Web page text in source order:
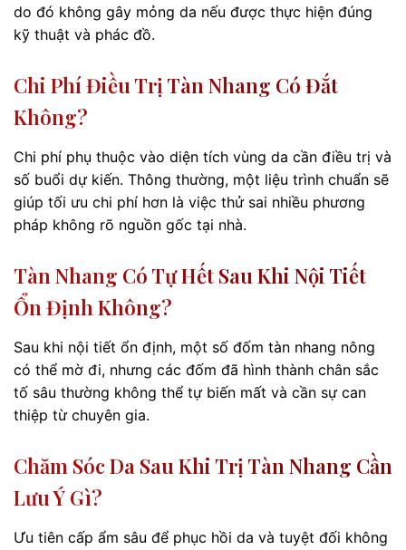
do đó không gây mỏng da nếu được thực hiện đúng
kỹ thuật và phác đồ.
Chi Phí Điều Trị Tàn Nhang Có Đắt
Không?
Chi phí phụ thuộc vào diện tích vùng da cần điều trị và
số buổi dự kiến. Thông thường, một liệu trình chuẩn sẽ
giúp tối ưu chi phí hơn là việc thử sai nhiều phương
pháp không rõ nguồn gốc tại nhà.
Tàn Nhang Có Tự Hết Sau Khi Nội Tiết
Ổn Định Không?
Sau khi nội tiết ổn định, một số đốm tàn nhang nông
có thể mờ đi, nhưng các đốm đã hình thành chân sắc
tố sâu thường không thể tự biến mất và cần sự can
thiệp từ chuyên gia.
Chăm Sóc Da Sau Khi Trị Tàn Nhang Cần
Lưu Ý Gì?
Ưu tiên cấp ẩm sâu để phục hồi da và tuyệt đối không